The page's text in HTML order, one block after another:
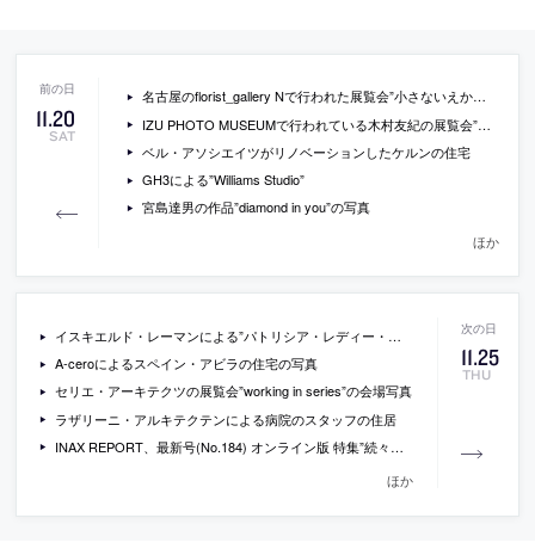
11.20
SAT
名古屋のflorist_gallery Nで行われた展覧会”小さないえから大きな都市へ”の会場写真
IZU PHOTO MUSEUMで行われている木村友紀の展覧会”無題”の会場写真
ベル・アソシエイツがリノベーションしたケルンの住宅
GH3による”Williams Studio”
宮島達男の作品”diamond in you”の写真
ほか
11.25
THU
イスキエルド・レーマンによる”パトリシア・レディー・ギャラリー”の動画
A-ceroによるスペイン・アビラの住宅の写真
セリエ・アーキテクツの展覧会”working in series”の会場写真
ラザリーニ・アルキテクテンによる病院のスタッフの住居
INAX REPORT、最新号(No.184) オンライン版 特集”続々モダニズムの軌跡―6 山本理顕”他
ほか